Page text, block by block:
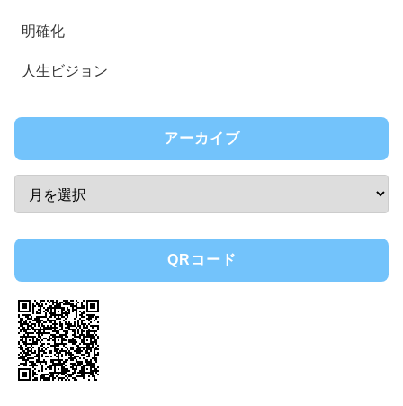
明確化
人生ビジョン
アーカイブ
QRコード